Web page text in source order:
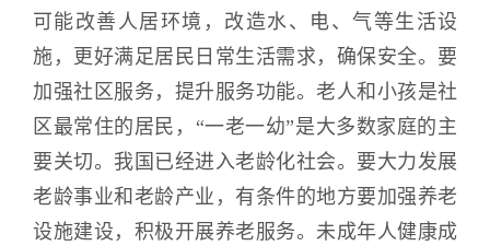
可能改善人居环境，改造水、电、气等生活设
施，更好满足居民日常生活需求，确保安全。要
加强社区服务，提升服务功能。老人和小孩是社
区最常住的居民，“一老一幼”是大多数家庭的主
要关切。我国已经进入老龄化社会。要大力发展
老龄事业和老龄产业，有条件的地方要加强养老
设施建设，积极开展养老服务。未成年人健康成